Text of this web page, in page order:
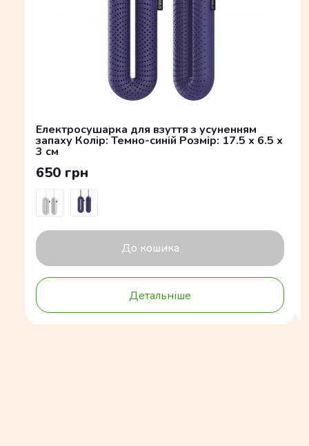
Електросушарка для взуття з усуненням
запаху Колір: Темно-синій Розмір: 17.5 x 6.5 x
3 см
650 грн
До кошика
Детальніше